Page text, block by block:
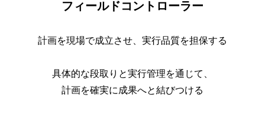
フィールドコントローラー
計画を現場で成立させ、実行品質を担保する
具体的な段取りと実行管理を通じて、
計画を確実に成果へと結びつける